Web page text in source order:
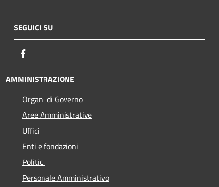
SEGUICI SU
AMMINISTRAZIONE
Organi di Governo
Aree Amministrative
Uffici
Enti e fondazioni
Politici
Personale Amministrativo